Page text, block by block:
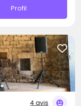
Profil
4 avis